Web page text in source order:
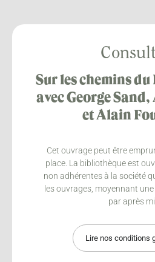
Sur les chemins du
avec George
et Alain
Cet ouvrage peut être
place. La bibliothèque est
non adhérentes à la société
les ouvrages, moyennant
par après
Lire nos conditions